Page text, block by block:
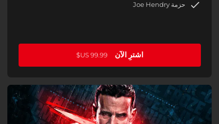
حزمة Joe Hendry
اشترِ الآن ‏99.99 US$